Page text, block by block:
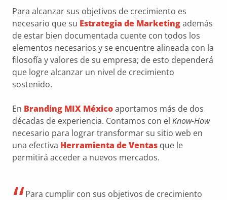
Para alcanzar sus objetivos de crecimiento es
necesario que su Estrategia de Marketingademás
de estar bien documentada cuente con todos los
elementos necesarios y se encuentre alineada con la
filosofía y valores de su empresa; de esto dependerá
que logre alcanzar un nivel de crecimiento
sostenido.
En Branding MIX Méxicoaportamos más de dos
décadas de experiencia. Contamos con el Know-How
necesario para lograr transformar su sitio web en
una efectiva Herramienta de Ventas que le
permitirá acceder a nuevos mercados.
Para cumplir con sus objetivos de crecimiento